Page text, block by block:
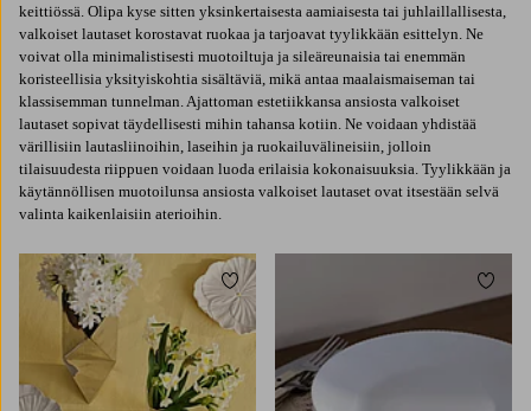
keittiössä. Olipa kyse sitten yksinkertaisesta aamiaisesta tai juhlaillallisesta,
valkoiset lautaset korostavat ruokaa ja tarjoavat tyylikkään esittelyn. Ne
voivat olla minimalistisesti muotoiltuja ja sileäreunaisia tai enemmän
koristeellisia yksityiskohtia sisältäviä, mikä antaa maalaismaiseman tai
klassisemman tunnelman. Ajattoman estetiikkansa ansiosta valkoiset
lautaset sopivat täydellisesti mihin tahansa kotiin. Ne voidaan yhdistää
värillisiin lautasliinoihin, laseihin ja ruokailuvälineisiin, jolloin
tilaisuudesta riippuen voidaan luoda erilaisia kokonaisuuksia. Tyylikkään ja
käytännöllisen muotoilunsa ansiosta valkoiset lautaset ovat itsestään selvä
valinta kaikenlaisiin aterioihin.
Lisää suosikkeihin Lisää